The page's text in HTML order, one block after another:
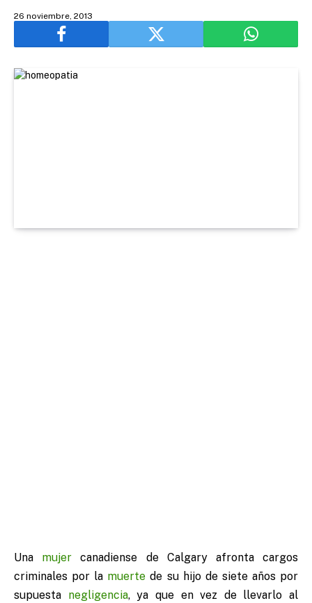
26 noviembre, 2013
Una mujer canadiense de Calgary afronta cargos
criminales por la muerte de su hijo de siete años por
supuesta negligencia, ya que en vez de llevarlo al